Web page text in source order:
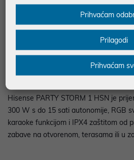
prilikom štampanja te promjene u
ilustrativne prirode te ne moraju u
web-
Hisense PARTY STORM 1 HSN je
300 W s do 15 sati autonomije, RGB
karaoke funkcijom i IPX4 zaštitom od
zabave na otvorenom, terasama ili u
Prihvaćam
Prilagodi
Prihvaćam